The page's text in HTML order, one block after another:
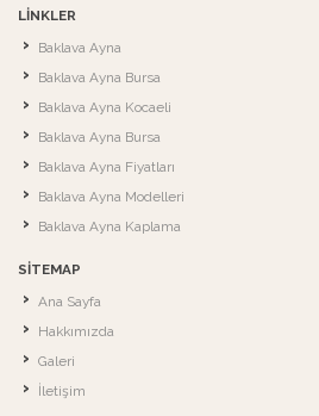
LINKLER
Baklava Ayna
Baklava Ayna Bursa
Baklava Ayna Kocaeli
Baklava Ayna Bursa
Baklava Ayna Fiyatları
Baklava Ayna Modelleri
Baklava Ayna Kaplama
SITEMAP
Ana Sayfa
Hakkımızda
Galeri
İletişim